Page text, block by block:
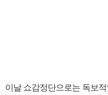
이날 쇼감정단으로는 독보